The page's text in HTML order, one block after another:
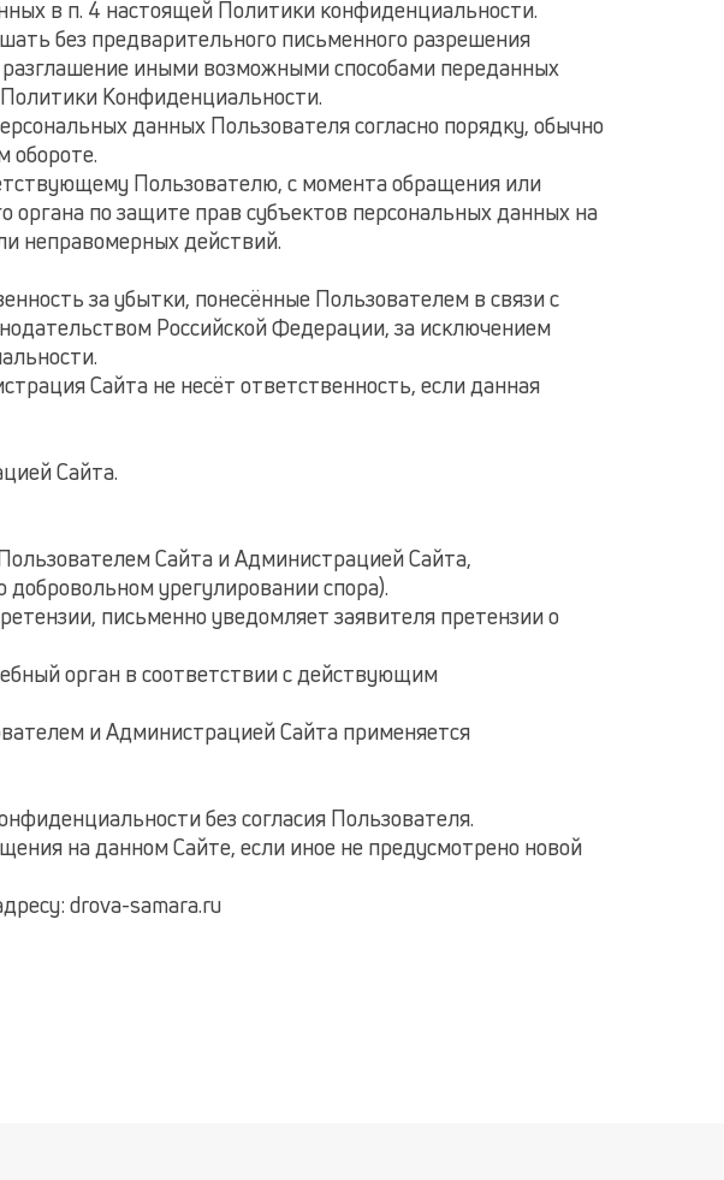
в п. 4 настоящей Политики конфиденциальности.
без предварительного письменного разрешения
иными возможными способами переданных
Конфиденциальности.
данных Пользователя согласно порядку, обычно
обороте.
Пользователю, с момента обращения или
органа по защите прав субъектов персональных данных на
неправомерных действий.
за убытки, понесённые Пользователем в связи с
Российской Федерации, за исключением
Сайта не несёт ответственность, если данная
Сайта.
Сайта и Администрацией Сайта,
урегулировании спора).
письменно уведомляет заявителя претензии о
орган в соответствии с действующим
и Администрацией Сайта применяется
без согласия Пользователя.
на данном Сайте, если иное не предусмотрено новой
drova-samara.ru